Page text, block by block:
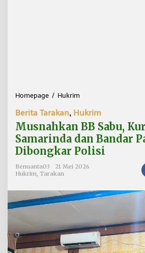
Homepage / Hukrim
s
n
a
h
k
n
S
u
,
K
u
Berita Tarakan, Hukrim
Musnahkan BB Sabu,
Samarinda dan Bandar
Dibongkar Polisi
Benuanta03
21 Mei 2026
Hukrim Tarakan